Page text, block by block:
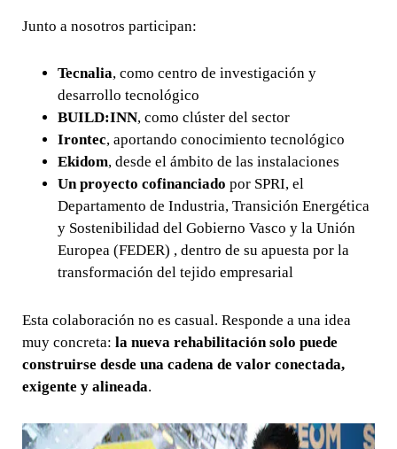
Junto a nosotros participan:
Tecnalia, como centro de investigación y
desarrollo tecnológico
BUILD:INN, como clúster del sector
Irontec, aportando conocimiento tecnológico
Ekidom, desde el ámbito de las instalaciones
Un proyecto cofinanciado por SPRI, el
Departamento de Industria, Transición Energética
y Sostenibilidad del Gobierno Vasco y la Unión
Europea (FEDER) , dentro de su apuesta por la
transformación del tejido empresarial
Esta colaboración no es casual. Responde a una idea
muy concreta:la nueva rehabilitación solo puede
construirse desde una cadena de valor conectada,
exigente y alineada.